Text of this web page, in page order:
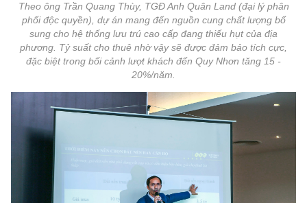
Theo ông Trần Quang Thùy, TGĐ Anh Quân Land (đại lý phân
phối độc quyền), dự án mang đến nguồn cung chất lượng bổ
sung cho hệ thống lưu trú cao cấp đang thiếu hụt của địa
phương. Tỷ suất cho thuê nhờ vậy sẽ được đảm bảo tích cực,
đặc biệt trong bối cảnh lượt khách đến Quy Nhơn tăng 15 -
20%/năm.